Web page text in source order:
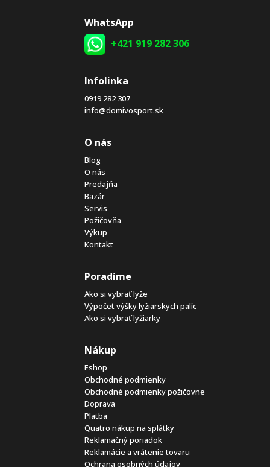
WhatsApp
+421 919 282 306
Infolinka
0919 282 307
info@domivosport.sk
O nás
Blog
O nás
Predajňa
Bazár
Servis
Požičovňa
Výkup
Kontakt
Poradíme
Ako si vybrať lyže
Výpočet výšky lyžiarskych palíc
Ako si vybrať lyžiarky
Nákup
Eshop
Obchodné podmienky
Obchodné podmienky požičovne
Doprava
Platba
Quatro nákup na splátky
Reklamačný poriadok
Reklamácie a vrátenie tovaru
Ochrana osobných údajov